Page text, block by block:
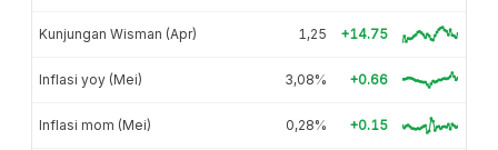
Kunjungan Wisman (Apr) 1,25 +14.75
Inflasi yoy (Mei) 3,08% +0.66
Inflasi mom (Mei) 0,28% +0.15